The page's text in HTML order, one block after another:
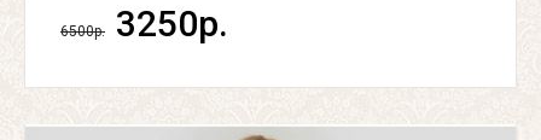
6500р. 3250р.